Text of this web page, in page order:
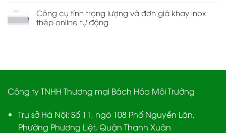
Công cụ tính trọng lượng và đơn giá khay inox
thép online tự động
Công ty TNHH Thương mại Bách Hóa Môi Trường
Trụ sở Hà Nội: Số 11, ngõ 108 Phố Nguyễn Lân,
Phường Phương Liệt, Quận Thanh Xuân